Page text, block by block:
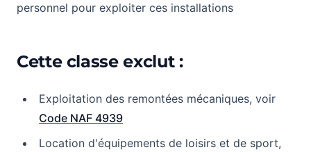
personnel pour exploiter ces installations
Cette classe exclut :
Exploitation des remontées mécaniques, voir
Code NAF 4939
Location d'équipements de loisirs et de sport,